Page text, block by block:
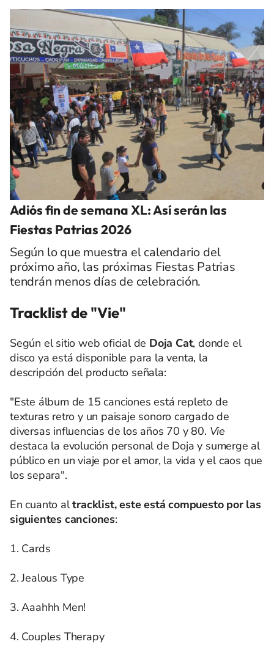
Adiós fin de semana XL: Así serán las
Fiestas Patrias 2026
Según lo que muestra el calendario del
próximo año, las próximas Fiestas Patrias
tendrán menos días de celebración.
Tracklist de "Vie"
Según el sitio web oficial de Doja Cat, donde el
disco ya está disponible para la venta, la
descripción del producto señala:
"Este álbum de 15 canciones está repleto de
texturas retro y un paisaje sonoro cargado de
diversas influencias de los años 70 y 80. Vie
destaca la evolución personal de Doja y sumerge al
público en un viaje por el amor, la vida y el caos que
los separa".
En cuanto altracklist, este está compuesto por las
siguientes canciones:
1. Cards
2. Jealous Type
3. Aaahhh Men!
4. Couples Therapy